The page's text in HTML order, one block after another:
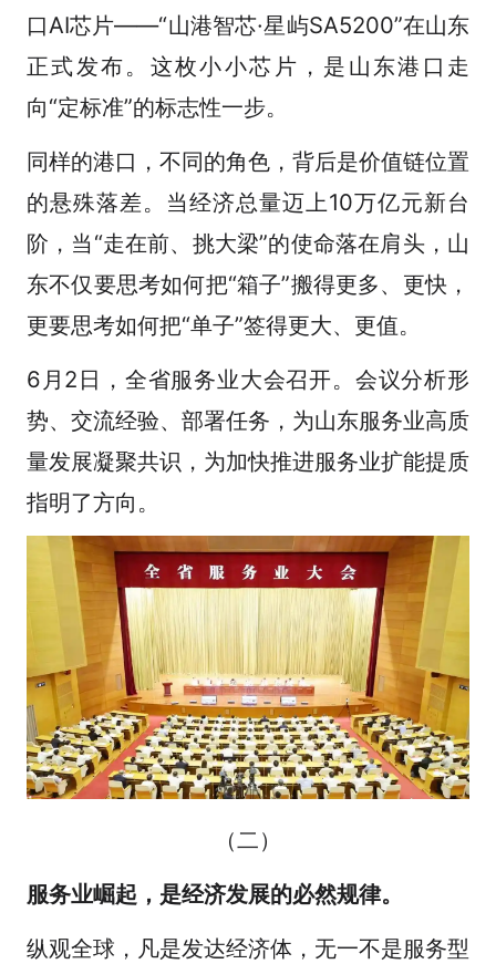
口AI芯片——“山港智芯·星屿SA5200”在山东
正式发布。这枚小小芯片，是山东港口走
向“定标准”的标志性一步。
同样的港口，不同的角色，背后是价值链位置
的悬殊落差。当经济总量迈上10万亿元新台
阶，当“走在前、挑大梁”的使命落在肩头，山
东不仅要思考如何把“箱子”搬得更多、更快，
更要思考如何把“单子”签得更大、更值。
6月2日，全省服务业大会召开。会议分析形
势、交流经验、部署任务，为山东服务业高质
量发展凝聚共识，为加快推进服务业扩能提质
指明了方向。
（二）
服务业崛起，是经济发展的必然规律。
纵观全球，凡是发达经济体，无一不是服务型